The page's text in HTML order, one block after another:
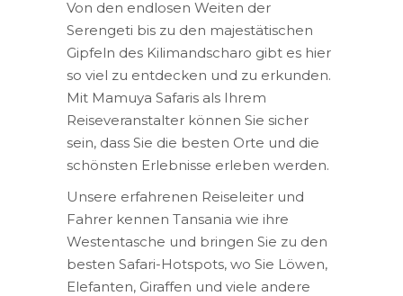
Von den endlosen Weiten der
Serengeti bis zu den majestätischen
Gipfeln des Kilimandscharo gibt es hier
so viel zu entdecken und zu erkunden.
Mit Mamuya Safaris als Ihrem
Reiseveranstalter können Sie sicher
sein, dass Sie die besten Orte und die
schönsten Erlebnisse erleben werden.
Unsere erfahrenen Reiseleiter und
Fahrer kennen Tansania wie ihre
Westentasche und bringen Sie zu den
besten Safari-Hotspots, wo Sie Löwen,
Elefanten, Giraffen und viele andere